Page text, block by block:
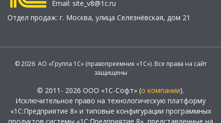
Email: site_v8@1c.ru
Отдел продаж: г. Москва, улица Селезнёвская, дом 21
© 2026 АО «Группа 1С» (правопреемник «1С»). Все права на сайт
защищены
© 2011- 2026 ООО «1С-Софт» (о компании).
Исключительное право на технологическую платформу
«1С:Предприятие 8» и типовые конфигурации программных